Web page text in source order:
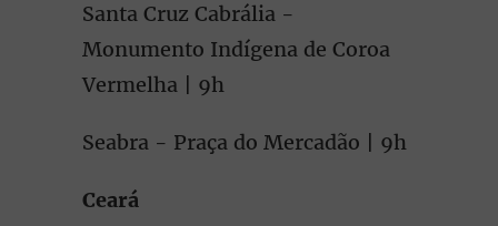
Santa Cruz Cabrália -
Monumento Indígena de Coroa
Vermelha | 9h
Seabra - Praça do Mercadão | 9h
Ceará